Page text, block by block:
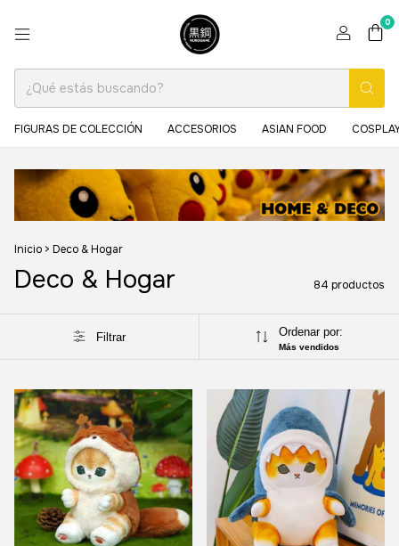
0
FIGURAS DE COLECCIÓN ACCESORIOS ASIAN FOOD
Inicio > Deco & Hogar
Deco & Hogar 84 productos
Filtrar Ordenar por:
Más vendidos